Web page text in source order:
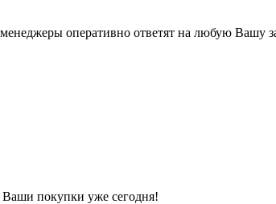
оперативно ответят на любую Вашу
покупки уже сегодня!